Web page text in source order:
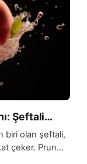
Şeftali…
biri olan şeftali,
çeker. Prunus